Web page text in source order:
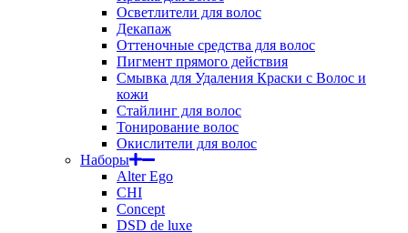
Осветлители для волос
Декапаж
Оттеночные средства для волос
Пигмент прямого действия
Смывка для Удаления Краски с Волос и
кожи
Стайлинг для волос
Тонирование волос
Окислители для волос
Наборы
Alter Ego
CHI
Concept
DSD de luxe